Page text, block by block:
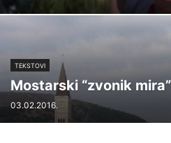
TEKSTOVI
Mostarski “zvonik mira”
03.02.2016.